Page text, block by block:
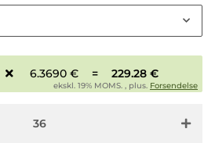
6.3690 € = 229.28 €
ekskl. 19% MOMS. , plus. Forsendelse